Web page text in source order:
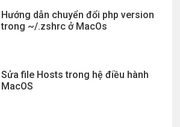
Hướng dẫn chuyển đổi php version
trong ~/.zshrc ở MacOs
Sửa file Hosts trong hệ điều hành
MacOS